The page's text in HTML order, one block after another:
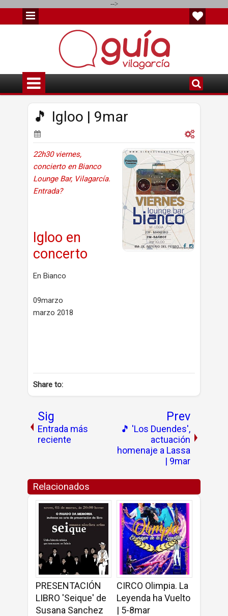
-->
🎵 Igloo | 9mar
22h30 viernes,
concierto en Bianco
Lounge Bar, Vilagarcía.
Entrada?
Igloo en
concerto
En Bianco
09marzo
marzo 2018
Share to:
Sig
Entrada más
reciente
Prev
🎵 'Los Duendes',
actuación
homenaje a Lassa
| 9mar
Relacionados
PRESENTACIÓN
LIBRO 'Seique' de
Susana Sanchez
CIRCO Olimpia. La
Leyenda ha Vuelto
| 5-8mar